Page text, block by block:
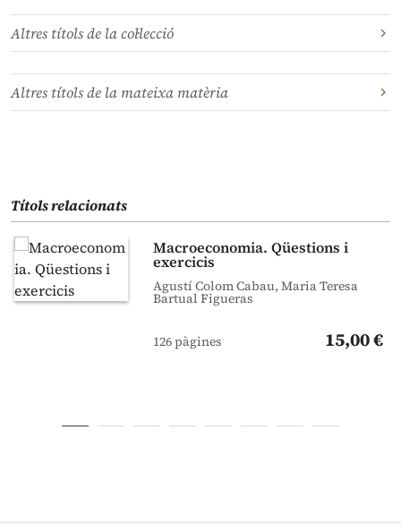
Altres títols de la col·lecció
Altres títols de la mateixa matèria
Títols relacionats
Macroeconomia. Qüestions i
exercicis
Agustí Colom Cabau, Maria Teresa
Bartual Figueras
126 pàgines 15,00 €